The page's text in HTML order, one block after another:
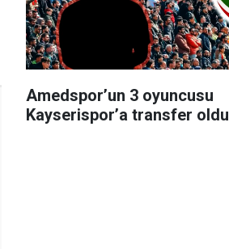
Amedspor’un 3 oyuncusu
Kayserispor’a transfer oldu